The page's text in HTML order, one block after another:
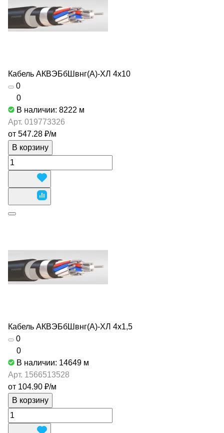
Кабель АКВЭБбШвнг(А)-ХЛ 4х10
0
0
В наличии: 8222 м
Арт. 019773326
от 547.28 ₽/м
В корзину
Кабель АКВЭБбШвнг(А)-ХЛ 4х1,5
0
0
В наличии: 14649 м
Арт. 1566513528
от 104.90 ₽/м
В корзину